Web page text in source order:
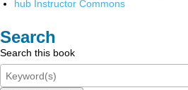
hub Instructor Commons
Search
Search this book